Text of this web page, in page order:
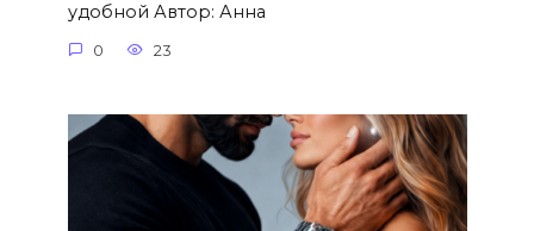
удобной Автор: Анна
0 23